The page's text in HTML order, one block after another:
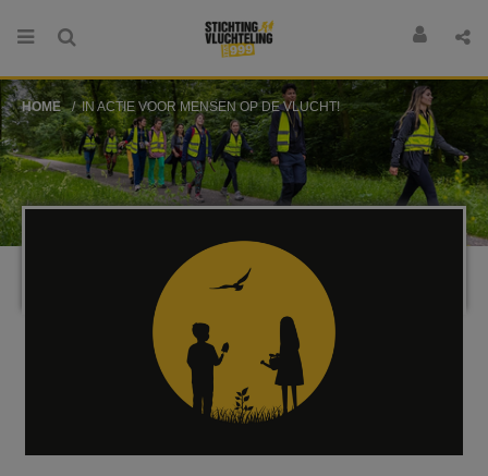
HOME IN ACTIE VOOR MENSEN OP DE VLUCHT!